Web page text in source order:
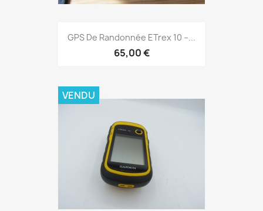
Aperçu rapide
GPS De Randonnée ETrex 10 –...
65,00 €
VENDU